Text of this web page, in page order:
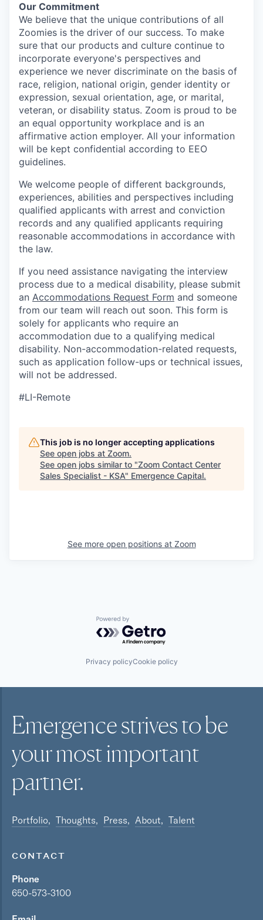
Our Commitment​
We believe that the unique contributions of all
Zoomies is the driver of our success. To make
sure that our products and culture continue to
incorporate everyone's perspectives and
experience we never discriminate on the basis of
race, religion, national origin, gender identity or
expression, sexual orientation, age, or marital,
veteran, or disability status. Zoom is proud to be
an equal opportunity workplace and is an
affirmative action employer. All your information
will be kept confidential according to EEO
guidelines.
We welcome people of different backgrounds,
experiences, abilities and perspectives including
qualified applicants with arrest and conviction
records and any qualified applicants requiring
reasonable accommodations in accordance with
the law.
If you need assistance navigating the interview
process due to a medical disability, please submit
an Accommodations Request Form and someone
from our team will reach out soon. This form is
solely for applicants who require an
accommodation due to a qualifying medical
disability. Non-accommodation-related requests,
such as application follow-ups or technical issues,
will not be addressed.
#LI-Remote
This job is no longer accepting applications
See open jobs at Zoom.
See open jobs similar to "Zoom Contact Center
Sales Specialist - KSA" Emergence Capital.
See more open positions at Zoom
Powered by Getro.com
Privacy policyCookie policy
Emergence strives to be
your mostimportant
partner.
Portfolio Thoughts Press About Talent
CONTACT
Phone
650-573-3100